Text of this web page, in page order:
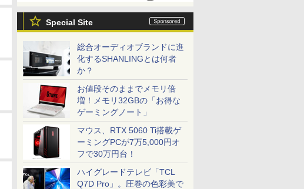
Special Site
総合オーディオブランドに進
化するSHANLINGとは何者
か？
お値段そのままでメモリ倍
増！メモリ32GBの「お得な
ゲーミングノート」
マウス、RTX 5060 Ti搭載ゲ
ーミングPCが7万5,000円オ
フで30万円台！
ハイグレードテレビ「TCL
Q7D Pro」。圧巻の色彩美で